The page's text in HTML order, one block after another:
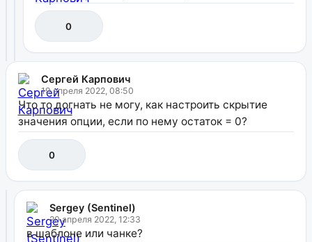
0
Сергей Карпович
19 апреля 2022, 08:50
Что то догнать не могу, как настроить скрытие
значения опции, если по нему остаток = 0?
0
Sergey (Sentinel)
20 апреля 2022, 12:33
в шаблоне или чанке?